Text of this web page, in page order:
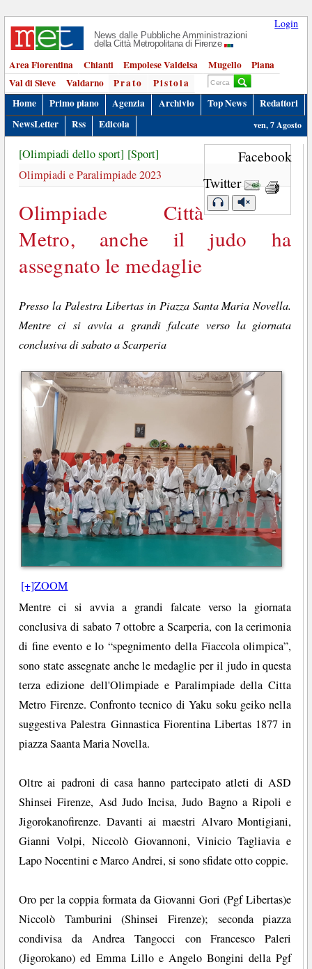
Login
News dalle Pubbliche Amministrazioni
della Città Metropolitana di Firenze
Area Fiorentina Chianti Empolese Valdelsa Mugello
Piana
Val di Sieve
Valdarno Prato
Pistoia
Home
Primo piano Agenzia Archivio Top News
Redattori
NewsLetter
Rss Edicola ven, 7 Agosto
Facebook
Twitter
[Olimpiadi dello sport] [Sport]
Olimpiadi e Paralimpiade 2023
Olimpiade Città
Metro, anche il judo ha
assegnato le medaglie
Presso la Palestra Libertas in Piazza Santa Maria Novella.
Mentre ci si avvia a grandi falcate verso la giornata
conclusiva di sabato a Scarperia
[+]ZOOM
Mentre ci si avvia a grandi falcate verso la giornata
conclusiva di sabato 7 ottobre a Scarperia, con la cerimonia
di fine evento e lo “spegnimento della Fiaccola olimpica”,
sono state assegnate anche le medaglie per il judo in questa
terza edizione dell'Olimpiade e Paralimpiade della Citta
Metro Firenze. Confronto tecnico di Yaku soku geiko nella
suggestiva Palestra Ginnastica Fiorentina Libertas 1877 in
piazza Saanta Maria Novella.
Oltre ai padroni di casa hanno partecipato atleti di ASD
Shinsei Firenze, Asd Judo Incisa, Judo Bagno a Ripoli e
Jigorokanofirenze. Davanti ai maestri Alvaro Montigiani,
Gianni Volpi, Niccolò Giovannoni, Vinicio Tagliavia e
Lapo Nocentini e Marco Andrei, si sono sfidate otto coppie.
Oro per la coppia formata da Giovanni Gori (Pgf Libertas)e
Niccolò Tamburini (Shinsei Firenze); seconda piazza
condivisa da Andrea Tangocci con Francesco Paleri
(Jigorokano) ed Emma Lillo e Angelo Bongini della Pgf